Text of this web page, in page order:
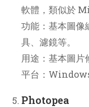
軟體，類似於
功能：基本圖像
具、濾鏡等。
用途：基本圖片
平台：Windows
Photopea